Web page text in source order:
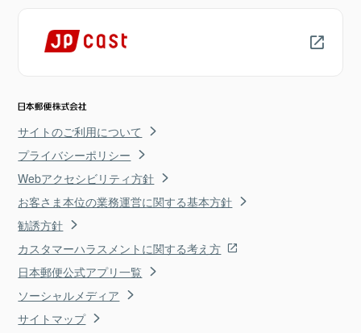
サイトのご利用について
プライバシーポリシー
Webアクセシビリティ方針
お客さま本位の業務運営に関する基本方針
勧誘方針
カスタマーハラスメントに関する考え方
日本郵便公式アプリ一覧
ソーシャルメディア
サイトマップ